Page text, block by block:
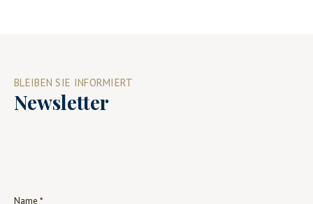
BLEIBEN SIE INFORMIERT
Newsletter